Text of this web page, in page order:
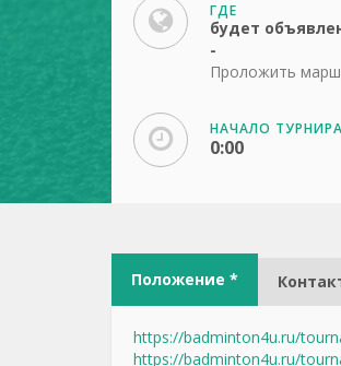
ГДЕ
будет
-
Проложить
НАЧАЛО ТУРНИРА
0:00
Положение *
https://badminton4u.ru/
https://badminton4u.ru/